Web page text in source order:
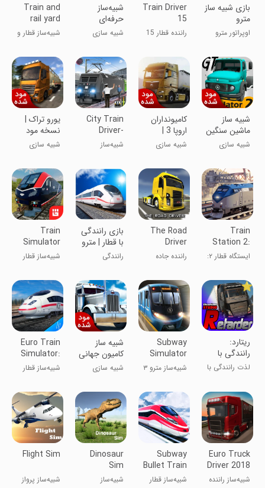
بازی شبیه ساز
مترو
اوپراتور مترو
Train Driver
15
راننده قطار 15
شبیه‌ساز
حرفه‌ای
اتوبوس |
نسخه مود
شبیه سازی
Train and
rail yard
simulator
شبیه‌ساز قطار و
شبیه ساز
ماشین سنگین
2 | نسخه مود
شبیه سازی
کامیونداران
اروپا 3 |
نسخه مود
شبیه سازی
City Train
Driver-
Train
Games
شبیه‌‌ساز
یورو تراک |
نسخه مود
شده
شبیه سازی
Train
Station 2:
Rail Tycoon
ایستگاه قطار ۲:
The Road
Driver
راننده جاده
بازی رانندگی
با قطار | مترو
رانندگی
Train
Simulator
PRO USA
شبیه‌ساز قطار
‏‏‏ریتارد:
رانندگی با
کامیون های
ایرانی
لذت رانندگی با
Subway
Simulator
3D
شبیه‌ساز مترو ۳
شبیه ساز
کامیون جهانی
| نسخه مود
شبیه سازی
Euro Train
Simulator:
Game
شبیه‌ساز قطار
Euro Truck
Driver 2018
شبیه‌ساز راننده
Subway
Bullet Train
Simulator
شبیه‌ساز قطار
Dinosaur
Sim
شبیه‌ساز
Flight Sim
شبیه‌ساز پرواز